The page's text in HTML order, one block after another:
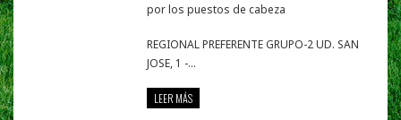
por los puestos de cabeza
REGIONAL PREFERENTE GRUPO-2 UD. SAN
JOSE, 1 -...
LEER MÁS